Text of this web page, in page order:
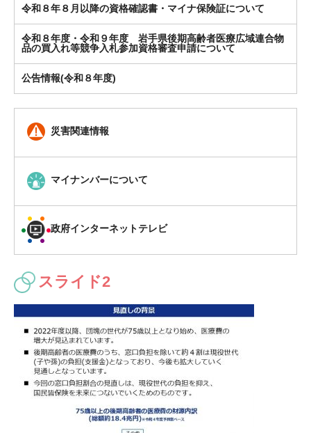
令和８年８月以降の資格確認書・マイナ保険証について
令和８年度・令和９年度 岩手県後期高齢者医療広域連合物
品の買入れ等競争入札参加資格審査申請について
公告情報(令和８年度)
災害関連情報
マイナンバーについて
政府インターネットテレビ
スライド2